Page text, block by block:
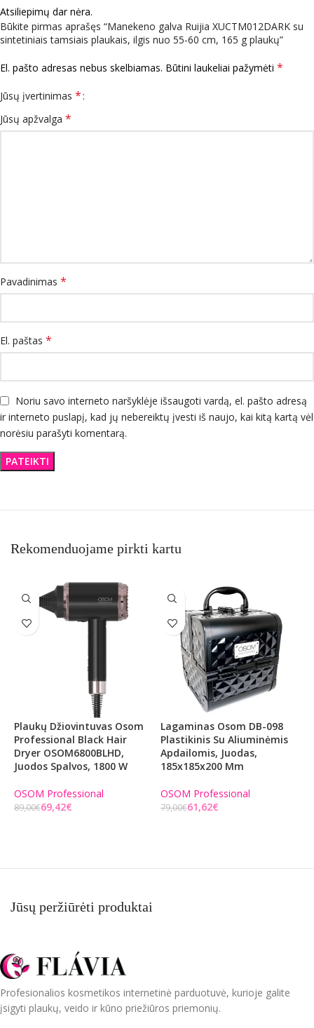
Atsiliepimų dar nėra.
Būkite pirmas aprašęs “Manekeno galva Ruijia XUCTM012DARK su
sintetiniais tamsiais plaukais, ilgis nuo 55-60 cm, 165 g plaukų”
El. pašto adresas nebus skelbiamas. Būtini laukeliai pažymėti *
Jūsų įvertinimas *
Jūsų apžvalga *
Pavadinimas *
El. paštas *
Noriu savo interneto naršyklėje išsaugoti vardą, el. pašto adresą
ir interneto puslapį, kad jų nebereiktų įvesti iš naujo, kai kitą kartą vėl
norėsiu parašyti komentarą.
Rekomenduojame pirkti kartu
Plaukų Džiovintuvas Osom
Professional Black Hair
Dryer OSOM6800BLHD,
Juodos Spalvos, 1800 W
OSOM Professional
89,00€69,42€
Lagaminas Osom DB-098
Plastikinis Su Aliuminėmis
Apdailomis, Juodas,
185x185x200 Mm
OSOM Professional
79,00€61,62€
Jūsų peržiūrėti produktai
Profesionalios kosmetikos internetinė parduotuvė, kurioje galite
įsigyti plaukų, veido ir kūno priežiūros priemonių.